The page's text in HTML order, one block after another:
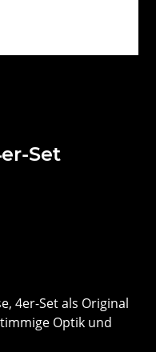
Set
4er-Set als Original
Optik und